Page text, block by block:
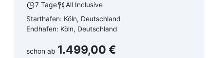
7 Tage
All Inclusive
Starthafen: Köln, Deutschland
Endhafen: Köln, Deutschland
schon ab 1.499,00 €